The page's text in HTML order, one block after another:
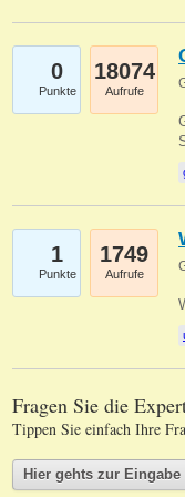
0
Punkte
18074
Aufrufe
1
Punkte
1749
Aufrufe
Fragen Sie die
Tippen Sie einfach Ihre